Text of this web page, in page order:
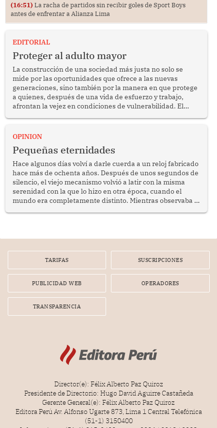
(16:51) La racha de partidos sin recibir goles de Sport Boys
antes de enfrentar a Alianza Lima
EDITORIAL
Proteger al adulto mayor
La construcción de una sociedad más justa no solo se
mide por las oportunidades que ofrece a las nuevas
generaciones, sino también por la manera en que protege
a quienes, después de una vida de esfuerzo y trabajo,
afrontan la vejez en condiciones de vulnerabilidad. El
bimestrales el subsidio que reciben los beneficiarios del
reflexionar sobre la importancia de fortalecer las políticas
públicas dirigidas a los adultos mayores en pobreza.
OPINION
Pequeñas eternidades
Hace algunos días volví a darle cuerda a un reloj fabricado
hace más de ochenta años. Después de unos segundos de
silencio, el viejo mecanismo volvió a latir con la misma
serenidad con la que lo hizo en otra época, cuando el
mundo era completamente distinto. Mientras observaba el
TARIFAS SUSCRIPCIONES
PUBLICIDAD WEB OPERADORES
TRANSPARENCIA
Director(e): Félix Alberto Paz Quiroz
Presidente de Directorio: Hugo David Aguirre Castañeda
Gerente General(e): Félix Alberto Paz Quiroz
Editora Perú Av. Alfonso Ugarte 873, Lima 1 Central Telefónica
(51-1) 3150400